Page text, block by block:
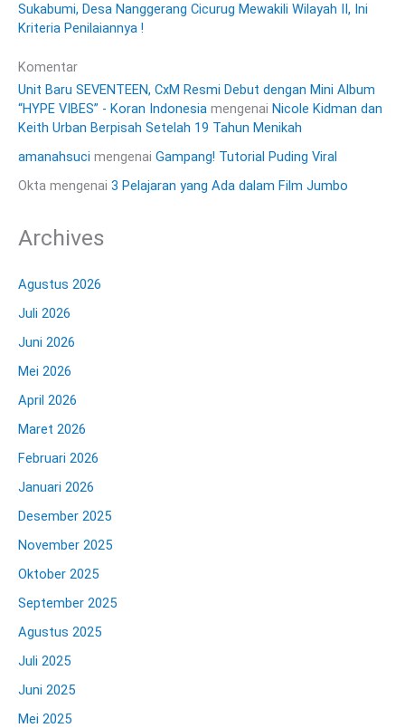
Sukabumi, Desa Nanggerang Cicurug Mewakili Wilayah II, Ini
Kriteria Penilaiannya !
Komentar
Unit Baru SEVENTEEN, CxM Resmi Debut dengan Mini Album
“HYPE VIBES” - Koran Indonesia mengenai Nicole Kidman dan
Keith Urban Berpisah Setelah 19 Tahun Menikah
amanahsuci mengenai Gampang! Tutorial Puding Viral
Okta mengenai 3 Pelajaran yang Ada dalam Film Jumbo
Archives
Agustus 2026
Juli 2026
Juni 2026
Mei 2026
April 2026
Maret 2026
Februari 2026
Januari 2026
Desember 2025
November 2025
Oktober 2025
September 2025
Agustus 2025
Juli 2025
Juni 2025
Mei 2025